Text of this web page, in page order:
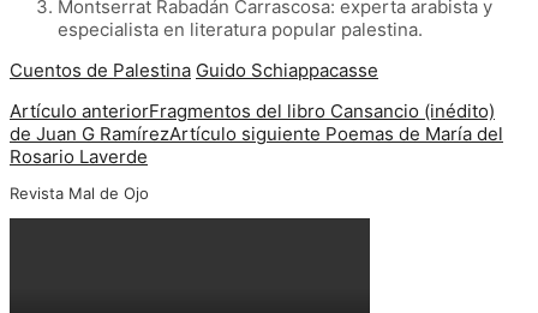
Montserrat Rabadán Carrascosa: experta arabista y
especialista en literatura popular palestina.
Cuentos de Palestina Guido Schiappacasse
Artículo anteriorFragmentos del libro Cansancio (inédito)
de Juan G RamírezArtículo siguiente Poemas de María del
Rosario Laverde
Revista Mal de Ojo